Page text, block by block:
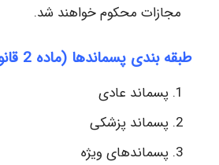
مجازات محکوم خواهند شد.
طبقه بندی پسماندها (ماده 2 قانون پسماندها):
پسماند عادی
پسماند پزشکی
پسماندهای ویژه